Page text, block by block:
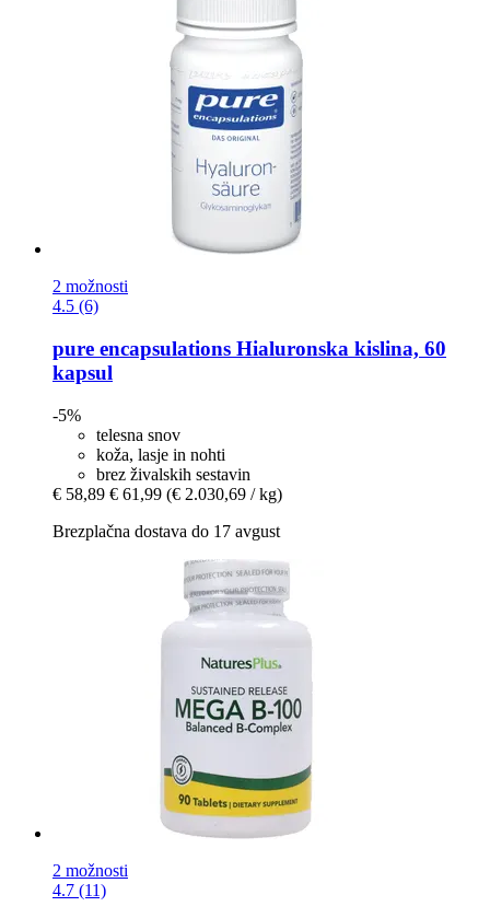
2 možnosti
4.5 (6)
pure encapsulations Hialuronska kislina, 60
kapsul
-5%
telesna snov
koža, lasje in nohti
brez živalskih sestavin
€ 58,89 € 61,99 (€ 2.030,69 / kg)
Brezplačna dostava do 17 avgust
2 možnosti
4.7 (11)